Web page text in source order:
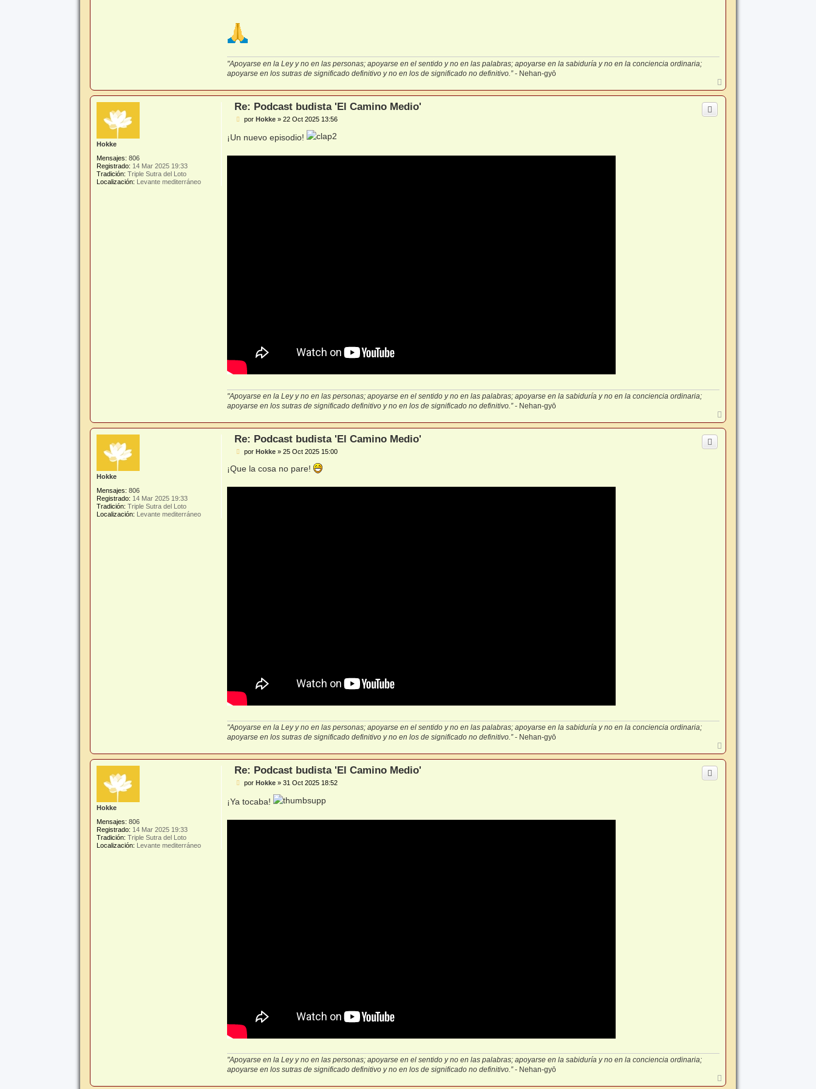
"Apoyarse en la Ley y no en las personas; apoyarse en el sentido y no en las palabras; apoyarse en la sabiduría y no en la conciencia ordinaria;
apoyarse en los sutras de significado definitivo y no en los de significado no definitivo.”- Nehan-gyō
r
r
Hokke
Mensajes: 806
Registrado: 14 Mar 2025 19:33
Tradición: Triple Sutra del Loto
Localización: Levante mediterráneo
Re: Podcast budista 'El Camino Medio'
M
s
j
porHokke »22 Oct 2025 13:56
¡Un nuevo episodio!
"Apoyarse en la Ley y no en las personas; apoyarse en el sentido y no en las palabras; apoyarse en la sabiduría y no en la conciencia ordinaria;
apoyarse en los sutras de significado definitivo y no en los de significado no definitivo.”- Nehan-gyō
r
r
Hokke
Mensajes: 806
Registrado: 14 Mar 2025 19:33
Tradición: Triple Sutra del Loto
Localización: Levante mediterráneo
Re: Podcast budista 'El Camino Medio'
M
n
porHokke »25 Oct 2025 15:00
¡Que la cosa no pare!
"Apoyarse en la Ley y no en las personas; apoyarse en el sentido y no en las palabras; apoyarse en la sabiduría y no en la conciencia ordinaria;
apoyarse en los sutras de significado definitivo y no en los de significado no definitivo.”- Nehan-gyō
r
r
Hokke
Mensajes: 806
Registrado: 14 Mar 2025 19:33
Tradición: Triple Sutra del Loto
Localización: Levante mediterráneo
Re: Podcast budista 'El Camino Medio'
M
n
s
j
porHokke »31 Oct 2025 18:52
¡Ya tocaba!
"Apoyarse en la Ley y no en las personas; apoyarse en el sentido y no en las palabras; apoyarse en la sabiduría y no en la conciencia ordinaria;
apoyarse en los sutras de significado definitivo y no en los de significado no definitivo.”- Nehan-gyō
r